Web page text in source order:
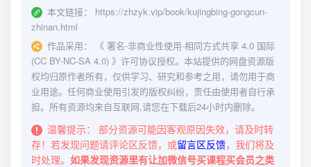
本文链接：
https://zhzyk.vip/book/kujingbing-gongcun-
zhinan.html
作品采用：
《 署名-非商业性使用-相同方式共享 4.0 国际
(CC BY-NC-SA 4.0) 》许可协议授权。本站提供的网盘资源版
权均归原作者所有，仅供学习、研究和参考之用，请勿用于商
业用途。任何商业使用引发的版权纠纷，责任由使用者自行承
担。所有资源均来自互联网,请您在下载后24小时内删除。
温馨提示：
部分资源可能因客观原因失效，请及时转
存！若发现问题请评论区反馈，或留言区反馈，我们将及
时处理。 如果发现资源里有让加微信号买课程买会员之类